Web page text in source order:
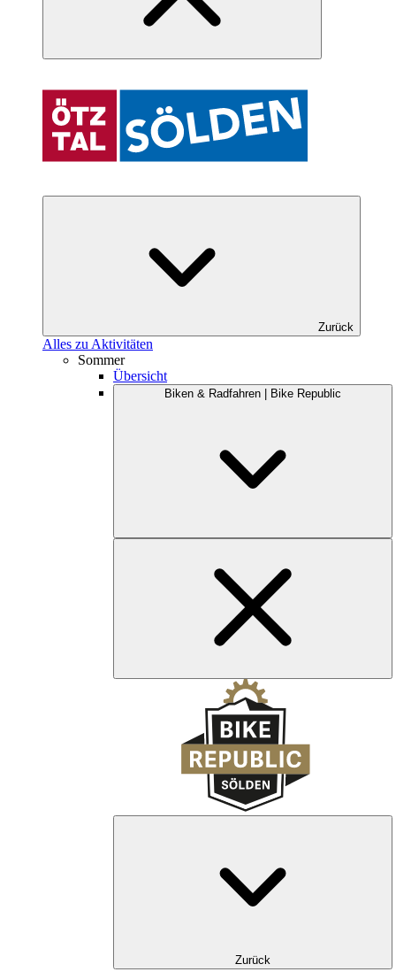
Zurück
Alles zu Aktivitäten
Sommer
Übersicht
Biken & Radfahren | Bike Republic
Zurück